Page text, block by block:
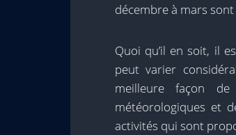
décembre à mars
Quoi qu’il en soit, il
peut varier
meilleure façon
météorologiques et
activités qui sont